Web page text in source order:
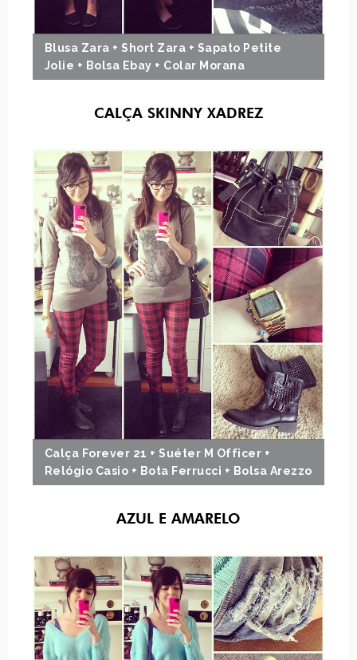
Blusa Zara + Short Zara + Sapato Petite
Jolie + Bolsa Ebay + Colar Morana
CALÇA SKINNY XADREZ
Calça Forever 21 + Suéter M Officer +
Relógio Casio + Bota Ferrucci + Bolsa Arezzo
AZUL E AMARELO